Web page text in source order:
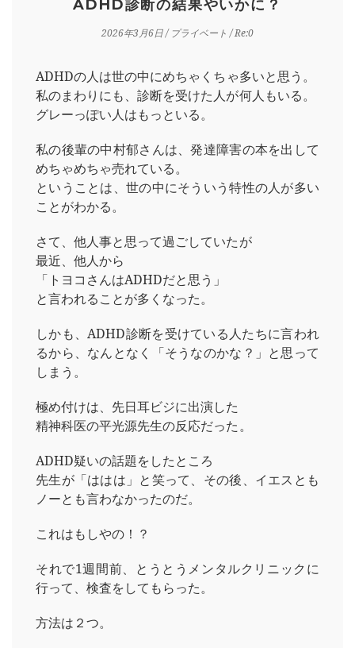
ADHD診断の結果やいかに？
2026年3月6日/ プライベート / Re:0
ADHDの人は世の中にめちゃくちゃ多いと思う。
私のまわりにも、診断を受けた人が何人もいる。
グレーっぽい人はもっといる。
私の後輩の中村郁さんは、発達障害の本を出して
めちゃめちゃ売れている。
ということは、世の中にそういう特性の人が多い
ことがわかる。
さて、他人事と思って過ごしていたが
最近、他人から
「トヨコさんはADHDだと思う」
と言われることが多くなった。
しかも、ADHD診断を受けている人たちに言われ
るから、なんとなく「そうなのかな？」と思って
しまう。
極め付けは、先日耳ビジに出演した
精神科医の平光源先生の反応だった。
ADHD疑いの話題をしたところ
先生が「ははは」と笑って、その後、イエスとも
ノーとも言わなかったのだ。
これはもしやの！？
それで1週間前、とうとうメンタルクリニックに
行って、検査をしてもらった。
方法は２つ。